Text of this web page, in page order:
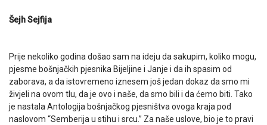
Šejh Sejfija
Prije nekoliko godina došao sam na ideju da sakupim, koliko mogu,
pjesme bošnjačkih pjesnika Bijeljine i Janje i da ih spasim od
zaborava, a da istovremeno iznesem još jedan dokaz da smo mi
živjeli na ovom tlu, da je ovo i naše, da smo bili i da ćemo biti. Tako
je nastala Antologija bošnjačkog pjesništva ovoga kraja pod
naslovom “Semberija u stihu i srcu.” Za naše uslove, bio je to pravi